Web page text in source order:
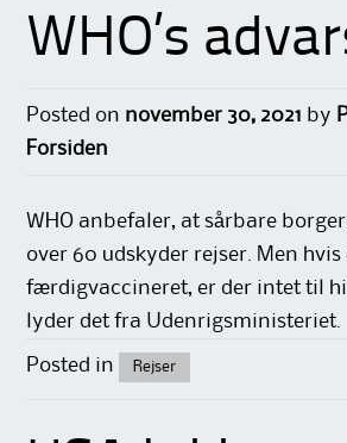
WHO’s
Posted on november 30, 2021 by
Forsiden
WHO anbefaler, at sårbare
over 60 udskyder rejser. Men hvis
færdigvaccineret, er der intet til
lyder det fra Udenrigsministeriet.
Posted in Rejser